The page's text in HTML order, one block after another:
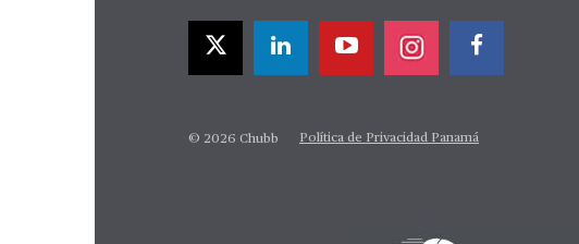
© 2026 Chubb Política de Privacidad Panamá